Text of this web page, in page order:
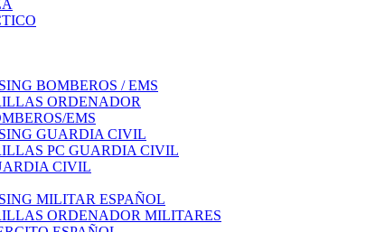
BOMBEROS / EMS
ORDENADOR
EMS
GUARDIA CIVIL
PC GUARDIA CIVIL
CIVIL
MILITAR ESPAÑOL
ORDENADOR MILITARES